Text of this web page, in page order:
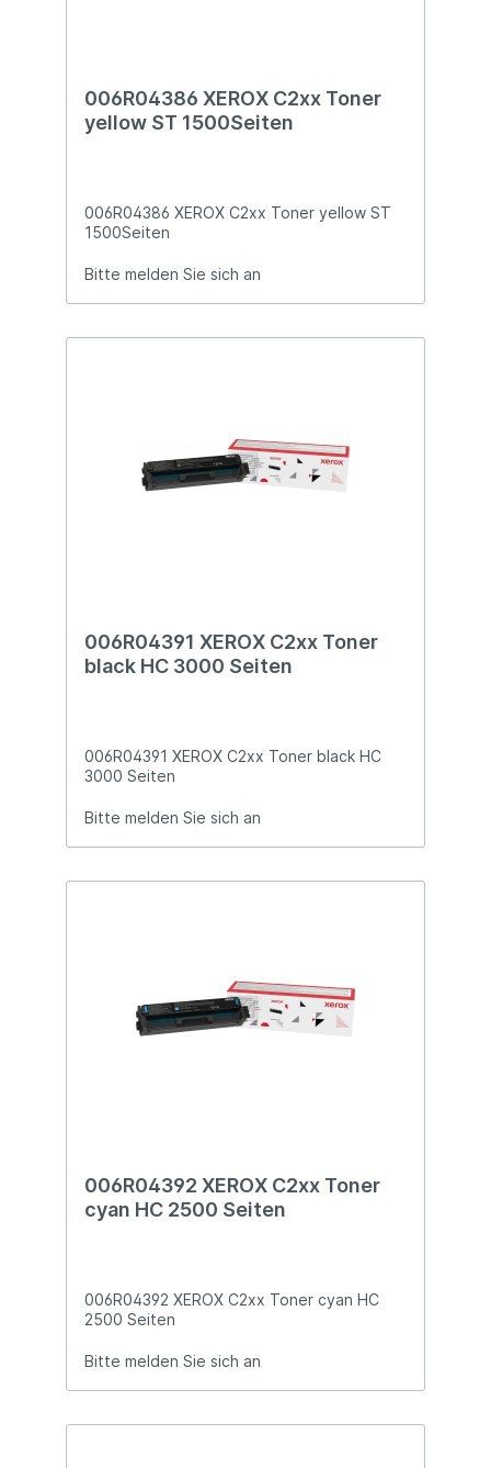
006R04386 XEROX C2xx Toner
yellow ST 1500Seiten
006R04386 XEROX C2xx Toner yellow ST
1500Seiten
Bitte melden Sie sich an
006R04391 XEROX C2xx Toner
black HC 3000 Seiten
006R04391 XEROX C2xx Toner black HC
3000 Seiten
Bitte melden Sie sich an
006R04392 XEROX C2xx Toner
cyan HC 2500 Seiten
006R04392 XEROX C2xx Toner cyan HC
2500 Seiten
Bitte melden Sie sich an